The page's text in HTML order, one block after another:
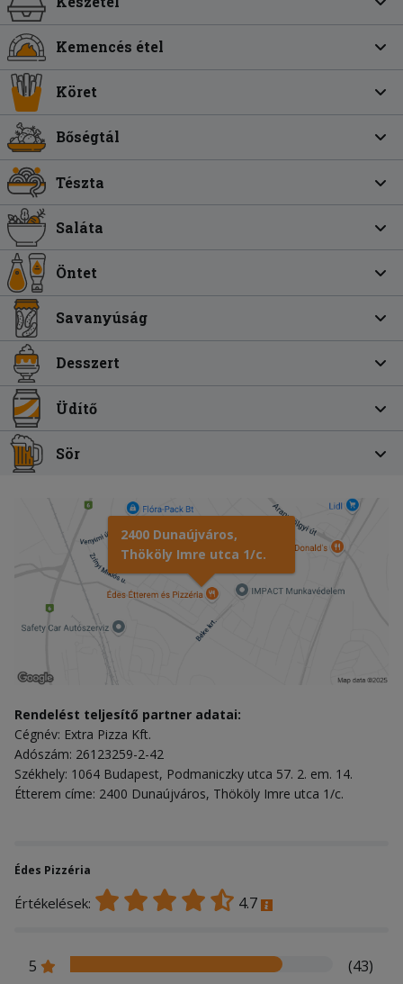
Kemencés étel
Köret
Bőségtál
Tészta
Saláta
Öntet
Savanyúság
Desszert
Üdítő
Sör
2400 Dunaújváros,
Thököly Imre utca 1/c.
Rendelést teljesítő partner adatai:
Cégnév: Extra Pizza Kft.
Adószám: 26123259-2-42
Székhely: 1064 Budapest, Podmaniczky utca 57. 2. em. 14.
Étterem címe: 2400 Dunaújváros, Thököly Imre utca 1/c.
Édes Pizzéria
Értékelések: 4.7
5
(43)